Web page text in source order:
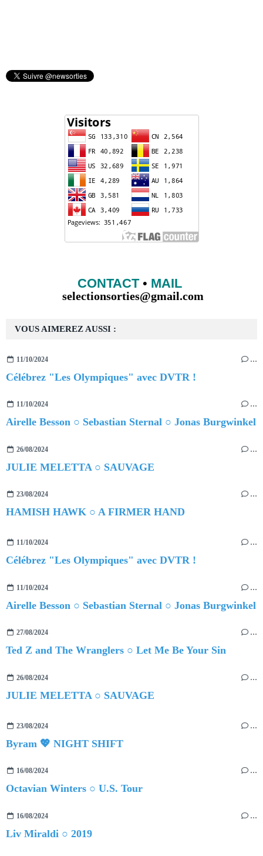
VOUS AIMEREZ AUSSI :
11/10/2024 …
Célébrez "Les Olympiques" avec DVTR !
11/10/2024 …
Airelle Besson ○ Sebastian Sternal ○ Jonas Burgwinkel
26/08/2024 …
JULIE MELETTA ○ SAUVAGE
23/08/2024 …
HAMISH HAWK ○ A FIRMER HAND
11/10/2024 …
Célébrez "Les Olympiques" avec DVTR !
11/10/2024 …
Airelle Besson ○ Sebastian Sternal ○ Jonas Burgwinkel
27/08/2024 …
Ted Z and The Wranglers ○ Let Me Be Your Sin
26/08/2024 …
JULIE MELETTA ○ SAUVAGE
23/08/2024 …
Byram 💖 NIGHT SHIFT
16/08/2024 …
Octavian Winters ○ U.S. Tour
16/08/2024 …
Liv Miraldi ○ 2019
CONTACT• MAIL
selectionsorties@gmail.com